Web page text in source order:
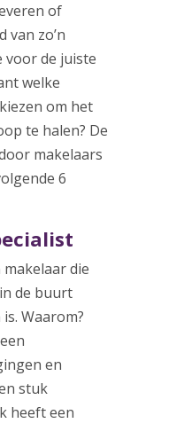
of
van zo’n
voor de juiste
welke
om het
te halen? De
makelaars
6
die
de buurt
Waarom?
en
stuk
heeft een